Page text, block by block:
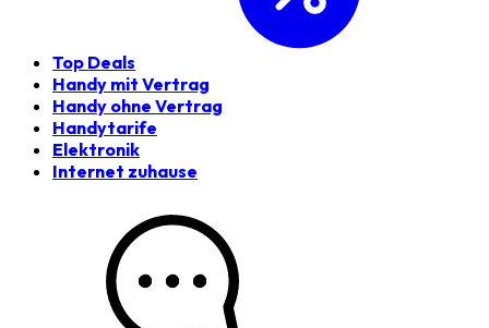
Top Deals
Handy mit Vertrag
Handy ohne Vertrag
Handytarife
Elektronik
Internet zuhause